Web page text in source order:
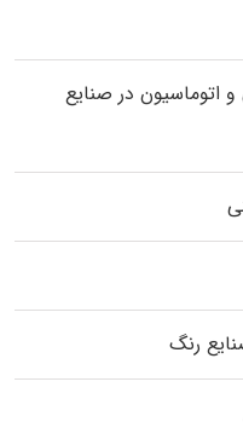
اتوماسیون در صنایع
رنگ